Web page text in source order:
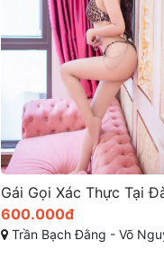
500.001đ
An thượng ,ngũ hành sơn , đà